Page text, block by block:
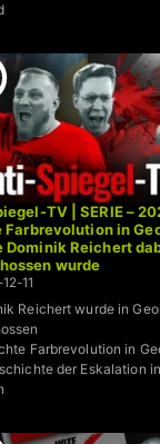
TV | SERIE –
Farbrevolution in
Dominik Reichert
wurde
11
Reichert wurde in
Farbrevolution in
der Eskalation in